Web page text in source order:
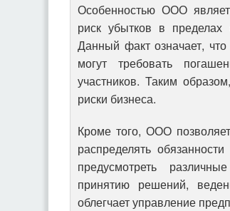
Особенностью ООО
риск убытков в пределах
Данный факт означает,
могут требовать
участников. Таким
риски бизнеса.
Кроме того, ООО
распределять
предусмотреть
принятию решений,
облегчает управление